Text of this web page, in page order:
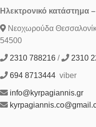
Ηλεκτρονικό κατάστημα
Νεοχωρούδα
54500
2310 788216 / 2310
694 8713444 viber
info@kyrpagiannis.gr